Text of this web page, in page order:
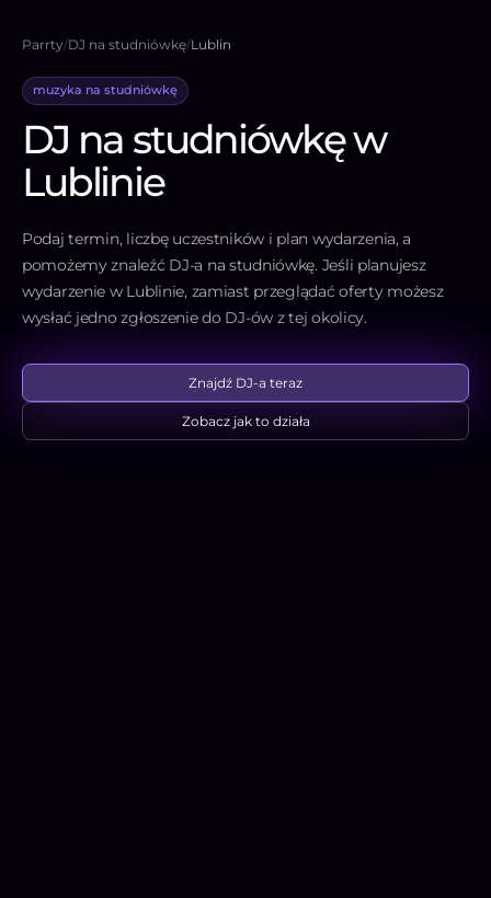
Parrty/DJ na studniówkę/Lublin
muzyka na studniówkę
DJ na studniówkę w
Lublinie
Podaj termin, liczbę uczestników i plan wydarzenia, a
pomożemy znaleźć DJ-a na studniówkę. Jeśli planujesz
wydarzenie w Lublinie, zamiast przeglądać oferty możesz
wysłać jedno zgłoszenie do DJ-ów z tej okolicy.
Znajdź DJ-a teraz
Zobacz jak to działa